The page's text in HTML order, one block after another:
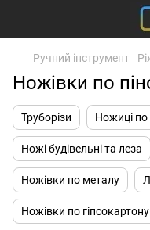
Ручний інструмент
Ножівки по
Труборізи Ножиці по
Ножі будівельні та леза
Ножівки по металу
Ножівки по гіпсокартону